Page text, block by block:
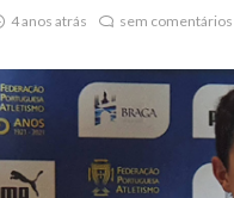
4 anos atrás sem comentários